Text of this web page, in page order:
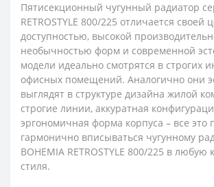
Пятисекционный чугунный радиатор
RETROSTYLE 800/225 отличается своей
доступностью, высокой
необычностью форм и современной
модели идеально смотрятся в строгих
офисных помещений. Аналогично они
выглядят в структуре дизайна жилой
строгие линии, аккуратная
эргономичная форма корпуса – все это
гармонично вписываться чугунному
BOHEMIA RETROSTYLE 800/225 в
стиля.